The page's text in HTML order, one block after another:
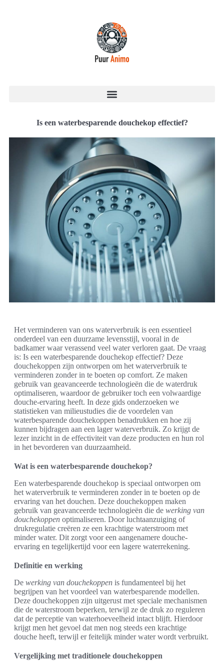
Is een waterbesparende douchekop effectief?
Het verminderen van ons waterverbruik is een essentieel
onderdeel van een duurzame levensstijl, vooral in de
badkamer waar verassend veel water verloren gaat. De vraag
is: Is een waterbesparende douchekop effectief? Deze
douchekoppen zijn ontworpen om het waterverbruik te
verminderen zonder in te boeten op comfort. Ze maken
gebruik van geavanceerde technologieën die de waterdruk
optimaliseren, waardoor de gebruiker toch een volwaardige
douche-ervaring heeft. In deze gids onderzoeken we
statistieken van milieustudies die de voordelen van
waterbesparende douchekoppen benadrukken en hoe zij
kunnen bijdragen aan een lager waterverbruik. Zo krijgt de
lezer inzicht in de effectiviteit van deze producten en hun rol
in het bevorderen van duurzaamheid.
Wat is een waterbesparende douchekop?
Een waterbesparende douchekop is speciaal ontworpen om
het waterverbruik te verminderen zonder in te boeten op de
ervaring van het douchen. Deze douchekoppen maken
gebruik van geavanceerde technologieën die de werking van
douchekoppen optimaliseren. Door luchtaanzuiging of
drukregulatie creëren ze een krachtige waterstroom met
minder water. Dit zorgt voor een aangenamere douche-
ervaring en tegelijkertijd voor een lagere waterrekening.
Definitie en werking
De werking van douchekoppen is fundamenteel bij het
begrijpen van het voordeel van waterbesparende modellen.
Deze douchekoppen zijn uitgerust met speciale mechanismen
die de waterstroom beperken, terwijl ze de druk zo reguleren
dat de perceptie van waterhoeveelheid intact blijft. Hierdoor
krijgt men het gevoel dat men nog steeds een krachtige
douche heeft, terwijl er feitelijk minder water wordt verbruikt.
Vergelijking met traditionele douchekoppen